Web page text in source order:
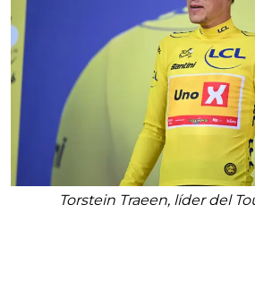
Torstein Traeen, líder del